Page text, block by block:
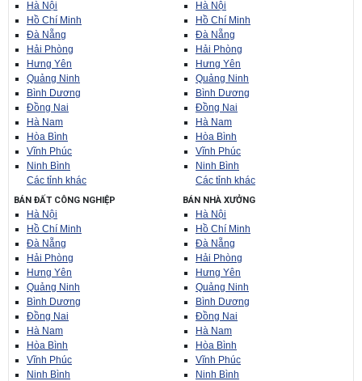
Hà Nội
Hồ Chí Minh
Đà Nẵng
Hải Phòng
Hưng Yên
Quảng Ninh
Bình Dương
Đồng Nai
Hà Nam
Hòa Bình
Vĩnh Phúc
Ninh Bình
Các tỉnh khác
Hà Nội
Hồ Chí Minh
Đà Nẵng
Hải Phòng
Hưng Yên
Quảng Ninh
Bình Dương
Đồng Nai
Hà Nam
Hòa Bình
Vĩnh Phúc
Ninh Bình
Các tỉnh khác
BÁN ĐẤT CÔNG NGHIỆP
Hà Nội
Hồ Chí Minh
Đà Nẵng
Hải Phòng
Hưng Yên
Quảng Ninh
Bình Dương
Đồng Nai
Hà Nam
Hòa Bình
Vĩnh Phúc
Ninh Bình
BÁN NHÀ XƯỞNG
Hà Nội
Hồ Chí Minh
Đà Nẵng
Hải Phòng
Hưng Yên
Quảng Ninh
Bình Dương
Đồng Nai
Hà Nam
Hòa Bình
Vĩnh Phúc
Ninh Bình